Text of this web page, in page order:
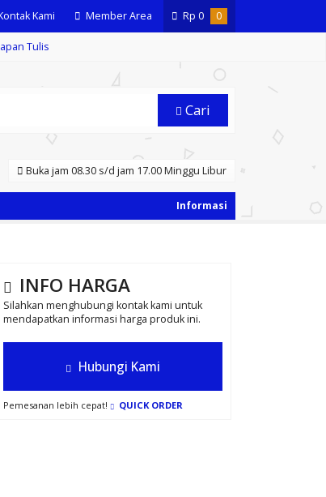
Kami Member Area Rp 0 0
Tulis
Cari
Buka jam 08.30 s/d jam 17.00 Minggu Libur
INFO HARGA
Silahkan menghubungi kontak kami untuk
mendapatkan informasi harga produk ini.
Hubungi Kami
Pemesanan lebih cepat! QUICK ORDER